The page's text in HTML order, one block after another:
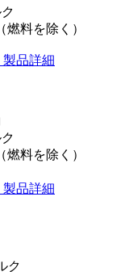
燃料を除く）
製品詳細
燃料を除く）
製品詳細
ク